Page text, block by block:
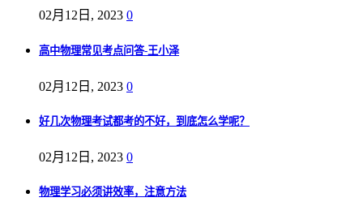
02月12日, 2023 0
高中物理常见考点问答-王小泽
02月12日, 2023 0
好几次物理考试都考的不好，到底怎么学呢？
02月12日, 2023 0
物理学习必须讲效率，注意方法